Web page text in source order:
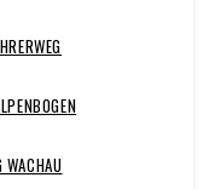
WACHAU